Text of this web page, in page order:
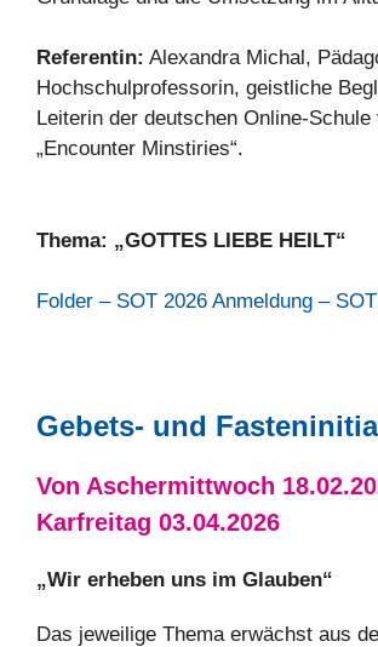
Referentin: Alexandra Michal,
Hochschulprofessorin, geistliche
Leiterin der deutschen Online-Schule
„Encounter Minstiries“.
Thema: „GOTTES LIEBE HEILT“
Folder – SOT 2026 Anmeldung –
Gebets- und
Von Aschermittwoch
Karfreitag 03.04.2026
„Wir erheben uns im Glauben“
Das jeweilige Thema erwächst aus